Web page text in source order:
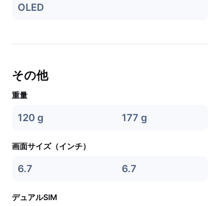
OLED
その他
重量
120 g 177 g
画面サイズ（インチ）
6.7 6.7
デュアルSIM